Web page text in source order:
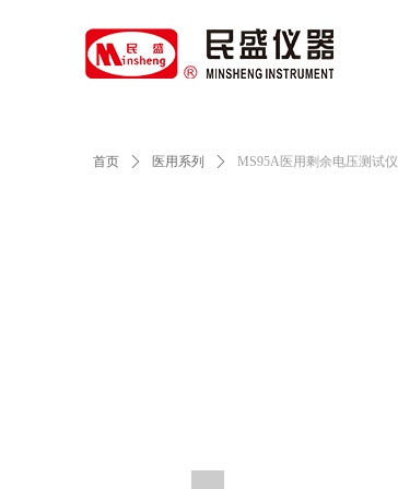
首页 ꄲ 医用系列 ꄲ MS95A医用剩余电压测试仪